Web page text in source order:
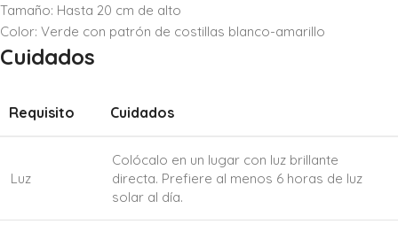
Tamaño: Hasta 20 cm de alto
Color: Verde con patrón de costillas blanco-amarillo
Cuidados
Requisito Cuidados
Luz
Colócalo en un lugar con luz brillante
directa. Prefiere al menos 6 horas de luz
solar al día.